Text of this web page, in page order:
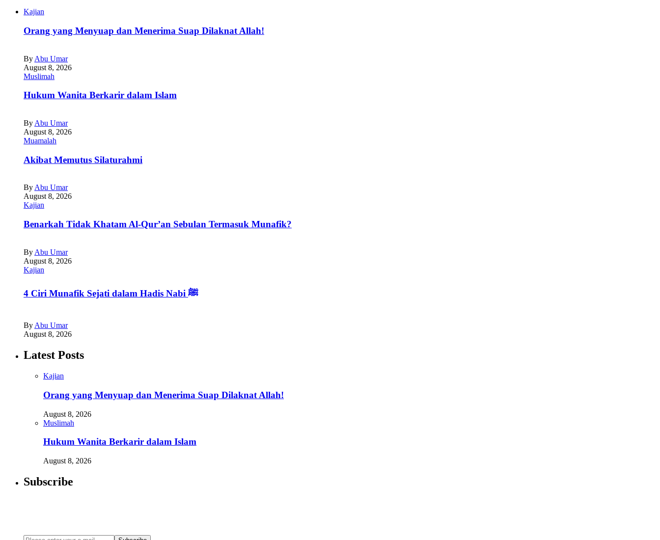
Kajian
Orang yang Menyuap dan Menerima Suap Dilaknat Allah!
By Abu Umar
August 8, 2026
Muslimah
Hukum Wanita Berkarir dalam Islam
By Abu Umar
August 8, 2026
Muamalah
Akibat Memutus Silaturahmi
ByAbu Umar
August 8, 2026
Kajian
Benarkah Tidak Khatam Al-Qur’an Sebulan Termasuk Munafik?
By Abu Umar
August 8, 2026
Kajian
4 Ciri Munafik Sejati dalam Hadis Nabi ﷺ
By Abu Umar
August 8, 2026
Latest Posts
Kajian
Orang yang Menyuap dan Menerima Suap Dilaknat Allah!
August 8, 2026
Muslimah
Hukum Wanita Berkarir dalam Islam
August 8, 2026
Subscribe